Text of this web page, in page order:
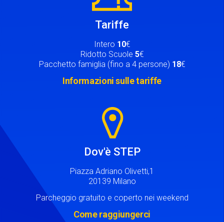
Tariffe
Intero 10€
Ridotto Scuole 5€
Pacchetto famiglia (fino a 4 persone) 18€
Informazioni sulle tariffe
Dov'è STEP
Piazza Adriano Olivetti,1
20139 Milano
Parcheggio gratuito e coperto nei weekend
Come raggiungerci